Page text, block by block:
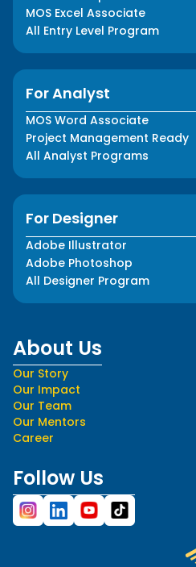
MOS Excel Associate
All Entry Level Program
For Analyst
MOS Word Associate
Project Management Ready
All Analyst Programs
For Designer
Adobe Illustrator
Adobe Photoshop
All Designer Program
About Us
Our Story
Our Impact
Our Team
Our Mentors
Career
Follow Us